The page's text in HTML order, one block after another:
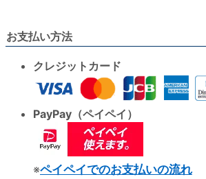
お支払い方法
クレジットカード
PayPay（ペイペイ）
※ペイペイでのお支払いの流れ